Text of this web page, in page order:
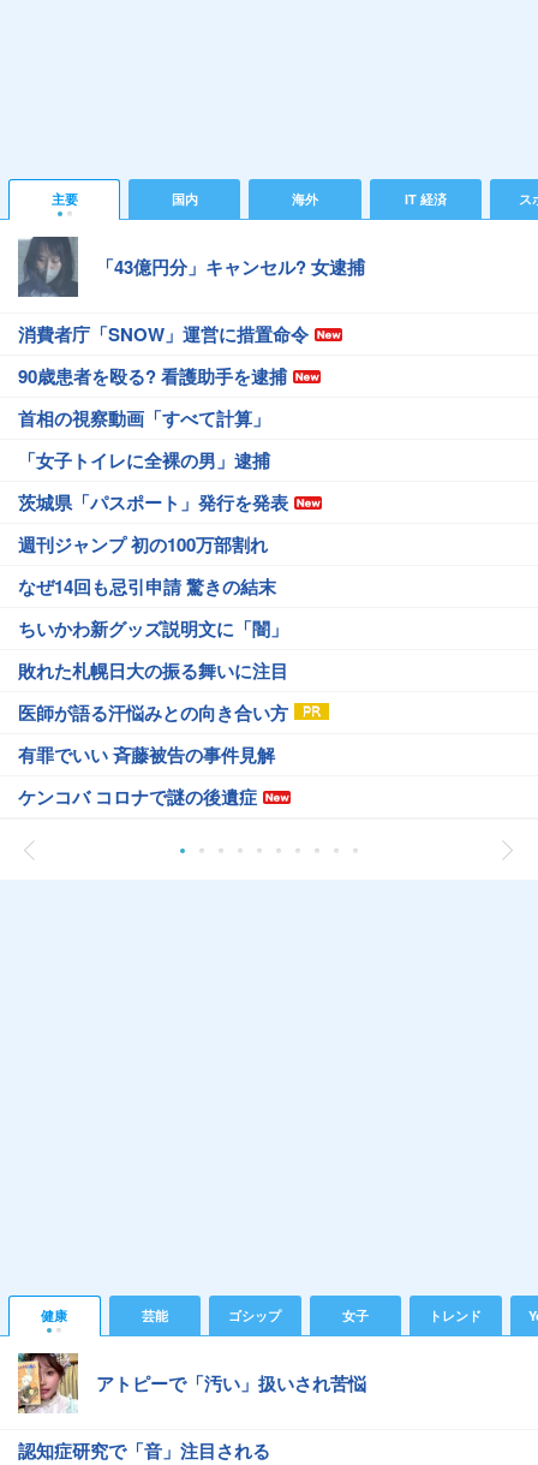
主要 国内 海外 IT 経済 ス
「43億円分」キャンセル? 女逮捕
消費者庁「SNOW」運営に措置命令
90歳患者を殴る? 看護助手を逮捕
首相の視察動画「すべて計算」
「女子トイレに全裸の男」逮捕
茨城県「パスポート」発行を発表
週刊ジャンプ 初の100万部割れ
なぜ14回も忌引申請 驚きの結末
ちいかわ新グッズ説明文に「闇」
敗れた札幌日大の振る舞いに注目
医師が語る汗悩みとの向き合い方
有罪でいい 斉藤被告の事件見解
ケンコバ コロナで謎の後遺症
健康 芸能 ゴシップ 女子 トレンド
アトピーで「汚い」扱いされ苦悩
認知症研究で「音」注目される